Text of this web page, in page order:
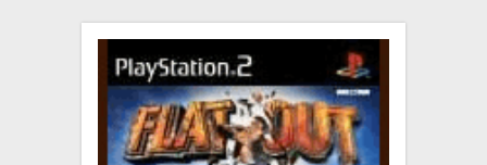
SPOLEČENSKÉ HRY